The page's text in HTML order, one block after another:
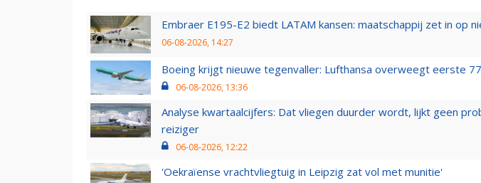
Embraer E195-E2 biedt LATAM kansen: maatschappij zet in op
06-08-2026, 14:27
Boeing krijgt nieuwe tegenvaller: Lufthansa overweegt eerste
06-08-2026, 13:36
Analyse kwartaalcijfers: Dat vliegen duurder wordt, lijkt geen
reiziger
06-08-2026, 12:22
'Oekraïense vrachtvliegtuig in Leipzig zat vol met munitie'